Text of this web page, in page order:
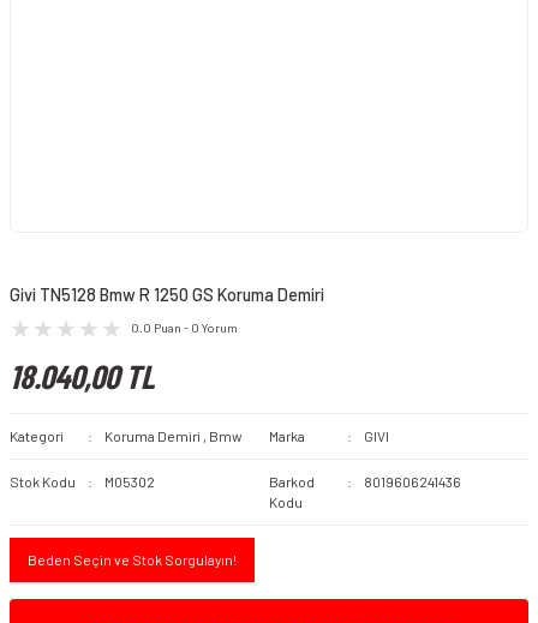
Givi TN5128 Bmw R 1250 GS Koruma Demiri
0.0 Puan - 0 Yorum
18.040,00 TL
Kategori Koruma Demiri , Bmw Marka GIVI
Stok Kodu M05302
Barkod
Kodu
8019606241436
Beden Seçin ve Stok Sorgulayın!